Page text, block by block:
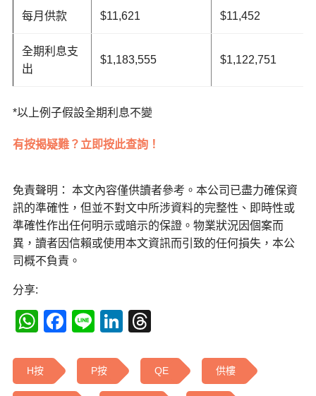
每月供款 $11,621 $11,452
全期利息支
出
$1,183,555 $1,122,751
*以上例子假設全期利息不變
有按揭疑難？立即按此查詢！
免責聲明： 本文內容僅供讀者參考。本公司已盡力確保資
訊的準確性，但並不對文中所涉資料的完整性、即時性或
準確性作出任何明示或暗示的保證。物業狀況因個案而
異，讀者因信賴或使用本文資訊而引致的任何損失，本公
司概不負責。
分享:
WhatsApp
Facebook
LineLinkedIn
H按 P按 QE 供樓